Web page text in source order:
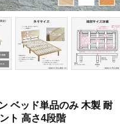
ベッド単品のみ 木製 耐
ト 高さ4段階